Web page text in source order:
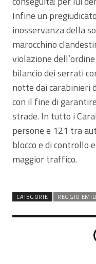
Infine un
inosservanza della
marocchino
violazione
bilancio dei serrati
notte dai carabinieri
con il fine di
strade. In tutto i
persone e 121 tra
blocco e di controllo
maggior traffico.
CATEGORIE REGGIO